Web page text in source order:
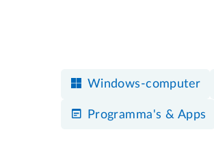
Windows-computer
Programma's & Apps